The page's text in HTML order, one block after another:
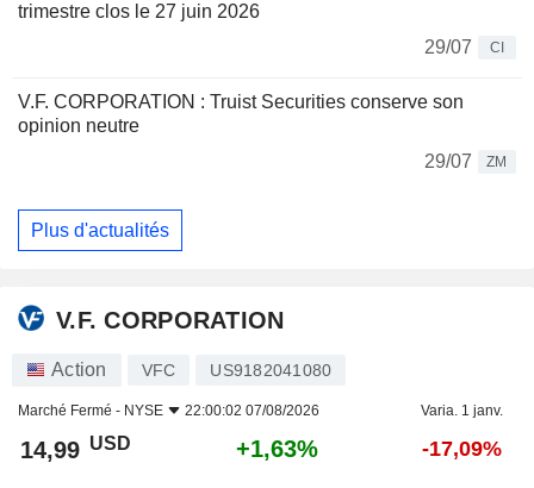
trimestre clos le 27 juin 2026
29/07
CI
V.F. CORPORATION : Truist Securities conserve son
opinion neutre
29/07
ZM
Plus d'actualités
V.F. CORPORATION
Action VFC US9182041080
Marché Fermé - NYSE 22:00:02 07/08/2026 Varia. 1 janv.
14,99 USD +1,63% -17,09%